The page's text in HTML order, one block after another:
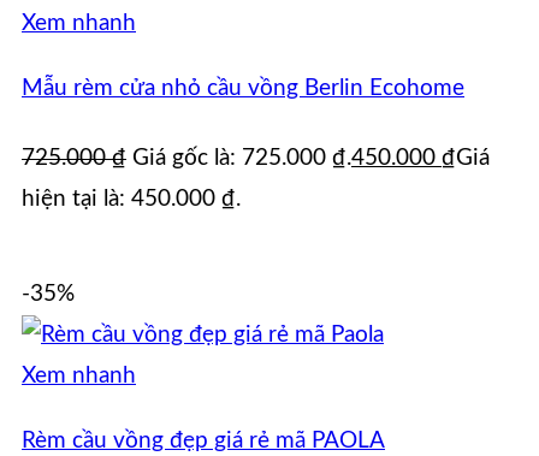
Xem nhanh
Mẫu rèm cửa nhỏ cầu vồng Berlin Ecohome
725.000₫ Giá gốc là: 725.000 ₫.450.000 ₫Giá
hiện tại là: 450.000 ₫.
-35%
Xem nhanh
Rèm cầu vồng đẹp giá rẻ mã PAOLA